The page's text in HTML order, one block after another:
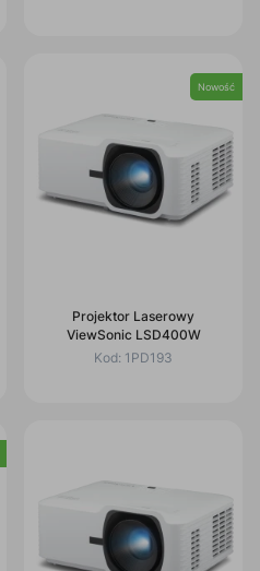
Nowość
Projektor Laserowy
ViewSonic LSD400W
Kod: 1PD193